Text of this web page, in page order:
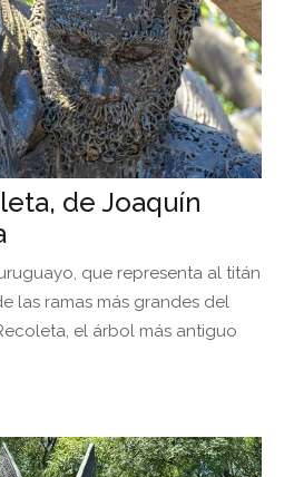
de Joaquín
que representa al titán
las ramas más grandes del
el árbol más antiguo